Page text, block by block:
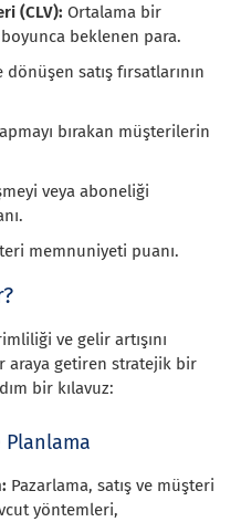
(CLV):Ortalama bir
beklenen para.
satış fırsatlarının
bırakan müşterilerin
veya aboneliği
memnuniyeti puanı.
ve gelir artışını
araya getiren stratejik bir
bir kılavuz:
Planlama
Pazarlama, satış ve müşteri
yöntemleri,